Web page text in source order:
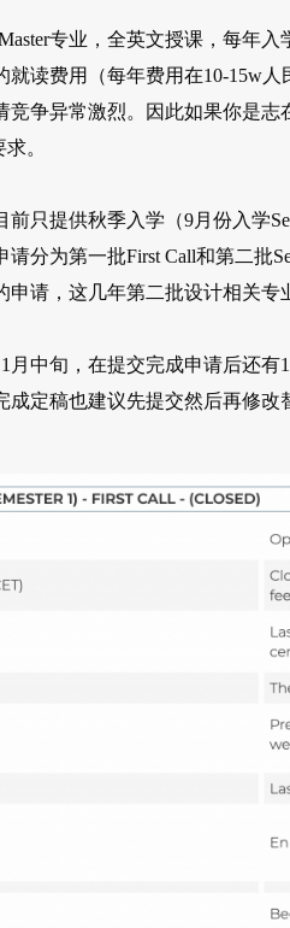
专业，全英文授课，每年
就读费用（每年费用在10-15w
竞争异常激烈。因此如果你是
。
只提供秋季入学（9月份入学
请分为第一批First Call和第二批
请，这几年第二批设计相关专
月中旬，在提交完成申请后还
成定稿也建议先提交然后再修